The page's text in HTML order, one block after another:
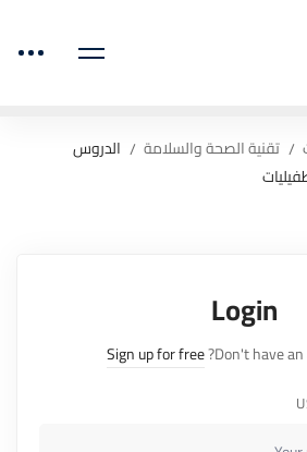
تقنية الصحة والسلامة
الدروس
Login
Don't have an
Sign up for free